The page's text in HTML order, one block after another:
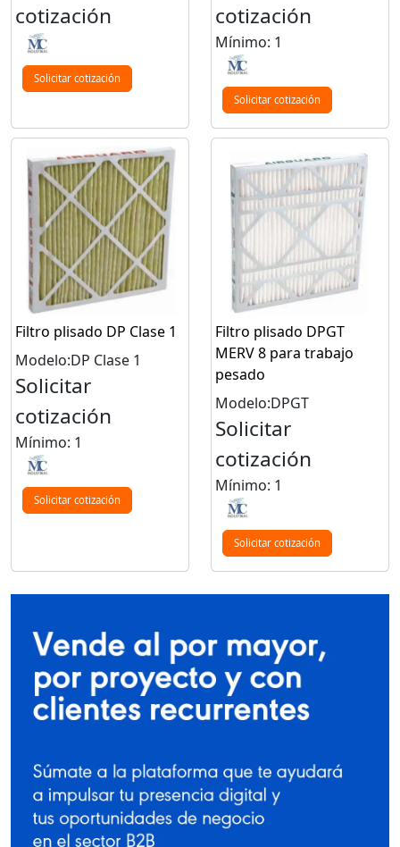
cotización
Solicitar cotización
cotización
Mínimo: 1
Solicitar cotización
Filtro plisado DP Clase 1
Modelo:DP Clase 1
Solicitar
cotización
Mínimo: 1
Solicitar cotización
Filtro plisado DPGT
MERV 8 para trabajo
pesado
Modelo:DPGT
Solicitar
cotización
Mínimo: 1
Solicitar cotización